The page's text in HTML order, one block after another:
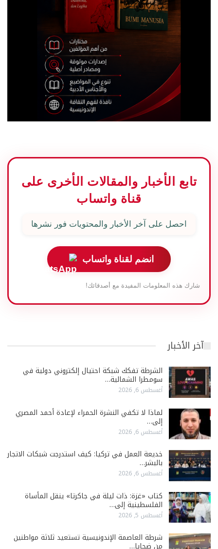
تابع الأخبار والمقالات الأخرى على
قناة واتساب
احصل على آخر الأخبار والمحتويات فور نشرها
انضم لقناة واتساب
شارك هذه المعلومات المفيدة مع أصدقائك!
آخر الأخبار
الشرطة تفكك شبكة احتيال إلكتروني دولية في
سومطرا الشمالية…
أغسطس 6, 2026
لماذا لا تكفي النشرة الحمراء لإعادة أحمد المصري
إلى…
أغسطس 6, 2026
خديعة العمل في تركيا: كيف استدرجت شبكات الاتجار
بالبشر…
أغسطس 6, 2026
كتاب «غزة: ذات ليلة في جاكرتا» ينقل المأساة
الفلسطينية إلى…
أغسطس 5, 2026
شرطة العاصمة الإندونيسية تستعيد ثلاثة مواطنين